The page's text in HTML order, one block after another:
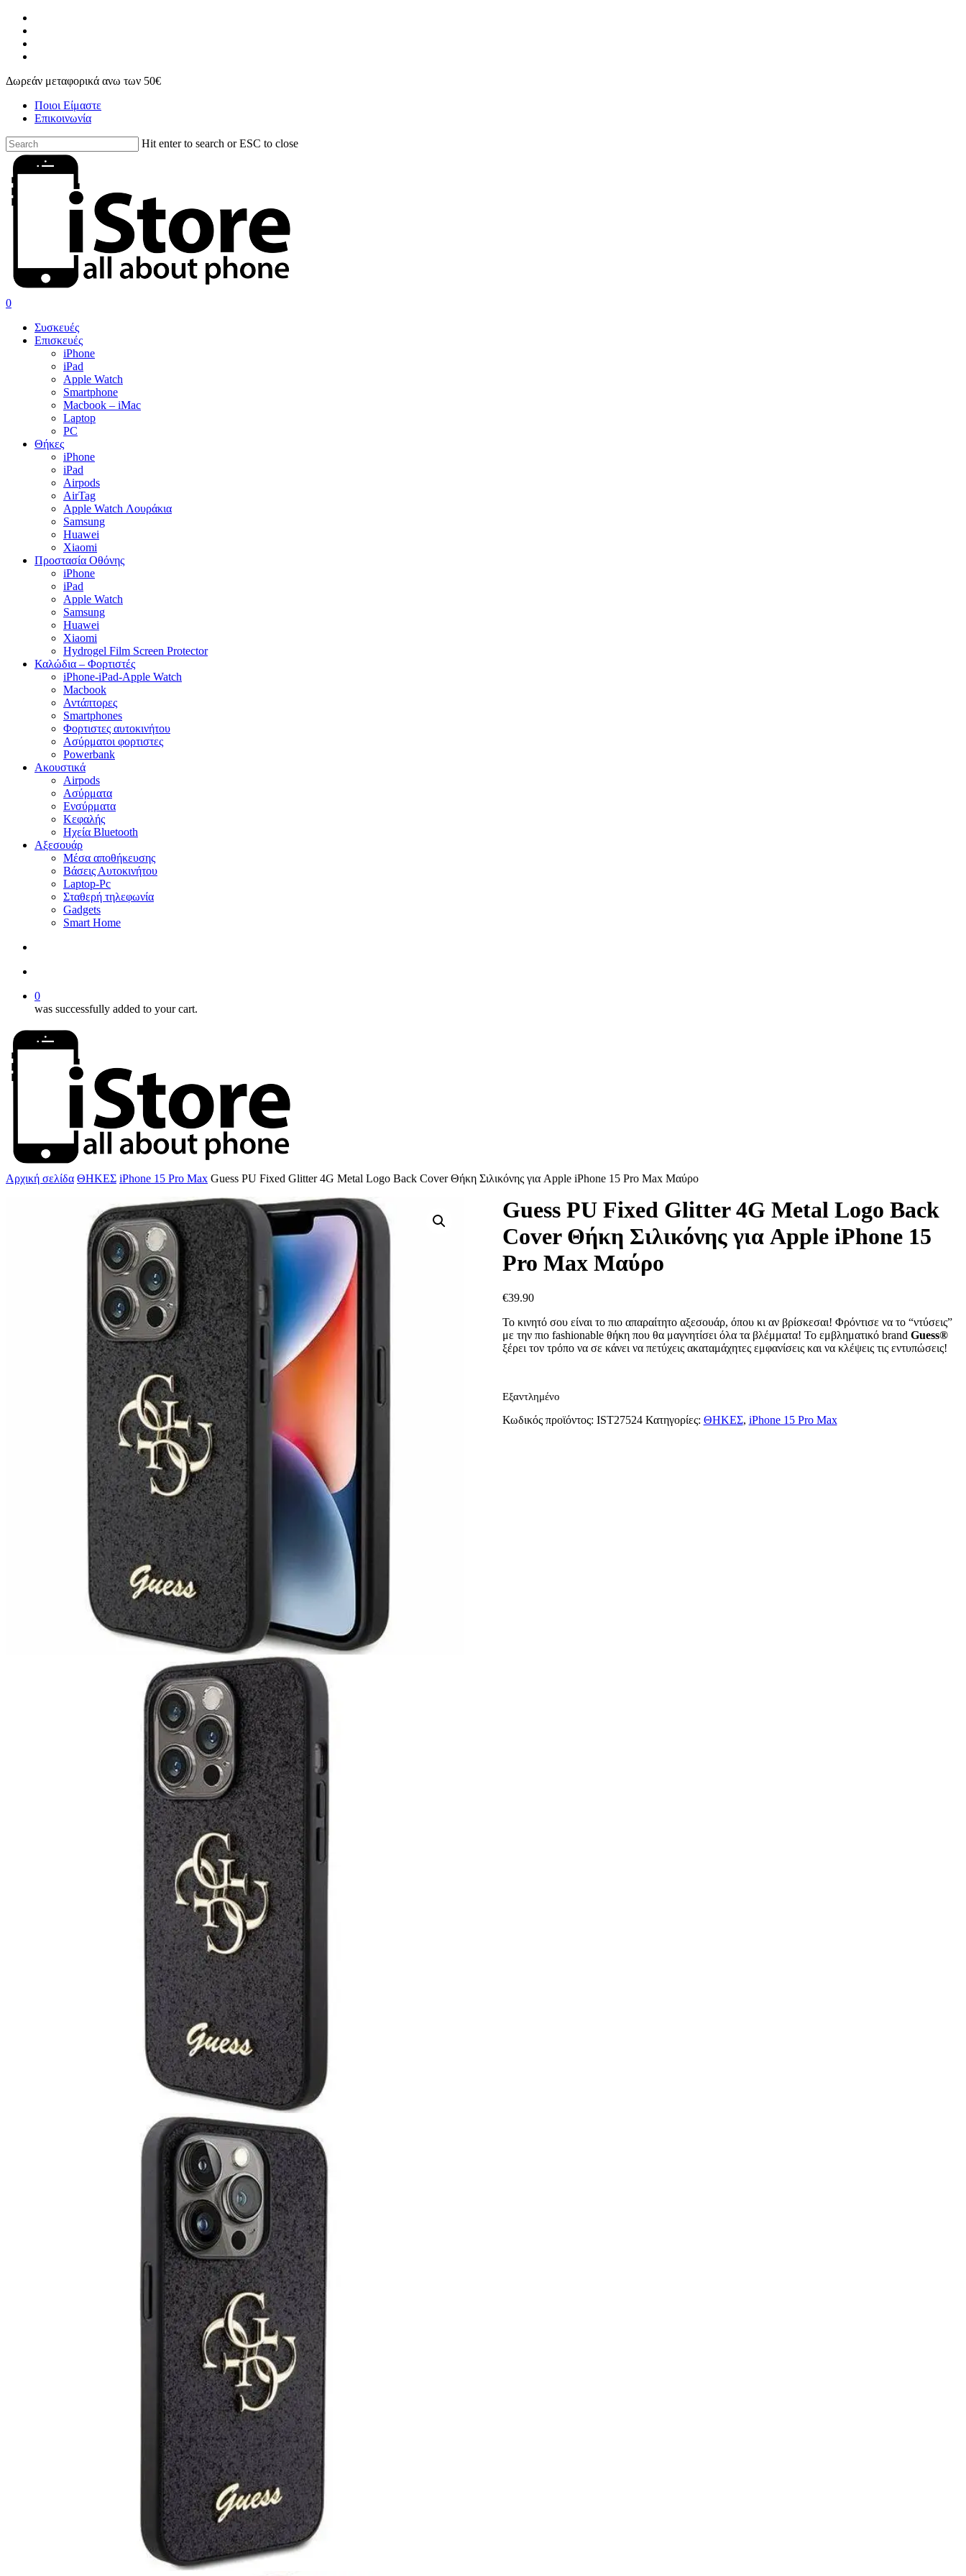
Skip
main
content
Δωρεάν μεταφορικά ανω των 50€
Ποιοι Είμαστε
Επικοινωνία
Hit enter to search or ESC to close
Close
Search
search
account
0
Συσκευές
Επισκευές
iPhone
iPad
Apple Watch
Smartphone
Macbook – iMac
Laptop
PC
Θήκες
iPhone
iPad
Airpods
AirTag
Apple Watch Λουράκια
Samsung
Huawei
Xiaomi
Προστασία Οθόνης
iPhone
iPad
Apple Watch
Samsung
Huawei
Xiaomi
Hydrogel Film Screen Protector
Καλώδια – Φορτιστές
iPhone-iPad-Apple Watch
Macbook
Αντάπτορες
Smartphones
Φορτιστες αυτοκινήτου
Ασύρματοι φορτιστες
Powerbank
Ακουστικά
Airpods
Ασύρματα
Ενσύρματα
Κεφαλής
Ηχεία Bluetooth
Αξεσουάρ
Μέσα αποθήκευσης
Βάσεις Αυτοκινήτου
Laptop-Pc
Σταθερή τηλεφωνία
Gadgets
Smart Home
0
was successfully added to your cart.
Αρχική σελίδα ΘΗΚΕΣ iPhone 15 Pro Max Guess PU Fixed Glitter 4G Metal Logo Back Cover Θήκη Σιλικόνης για Apple iPhone 15 Pro Max Μαύρο
Guess PU Fixed Glitter 4G Metal Logo Back
Cover Θήκη Σιλικόνης για Apple iPhone 15
Pro Max Μαύρο
€39.90
Το κινητό σου είναι το πιο απαραίτητο αξεσουάρ, όπου κι αν βρίσκεσαι! Φρόντισε να το “ντύσεις”
με την πιο fashionable θήκη που θα μαγνητίσει όλα τα βλέμματα! Το εμβληματικό brand Guess®
ξέρει τον τρόπο να σε κάνει να πετύχεις ακαταμάχητες εμφανίσεις και να κλέψεις τις εντυπώσεις!
Εξαντλημένο
Κωδικός προϊόντος: IST27524 Κατηγορίες: ΘΗΚΕΣ, iPhone 15 Pro Max